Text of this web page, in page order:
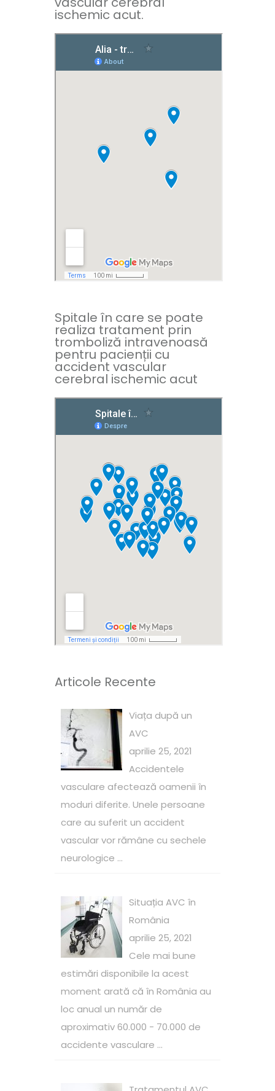
ischemic acut.
Spitale în care se poate
realiza tratament prin
tromboliză intravenoasă
pentru pacienții cu
accident vascular
cerebral ischemic acut
Articole Recente
Viața după un
AVC
aprilie 25, 2021
Accidentele
vasculare afectează oamenii în
moduri diferite. Unele persoane
care au suferit un accident
vascular vor rămâne cu sechele
neurologice ...
Situația AVC în
România
aprilie 25, 2021
Cele mai bune
estimări disponibile la acest
moment arată că în România au
loc anual un număr de
aproximativ 60.000 - 70.000 de
accidente vasculare ...